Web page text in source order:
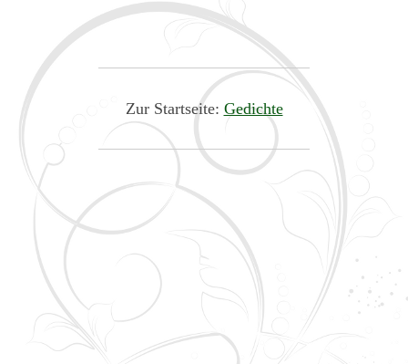
Zur Startseite: Gedichte